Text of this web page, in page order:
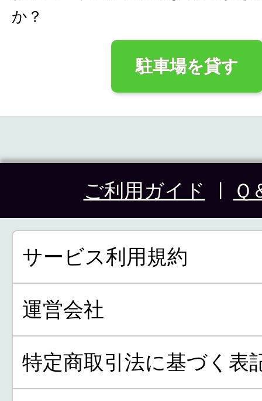
か？
駐車場を貸す
ご利用ガイド Ｑ
サービス利用規約
運営会社
特定商取引法に基づく表